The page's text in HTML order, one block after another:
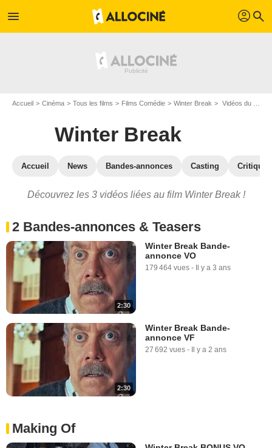
menu profil search
Accueil Cinéma Tous les films Films Comédie Winter Break Vidéos du film Winter Break
Winter Break
Accueil News Bandes-annonces Casting
Découvrez les 3 vidéos liées au film Winter Break !
2 Bandes-annonces & Teasers
2:30
Winter Break Bande-
annonce VO
179 464 vues - Il y a 3 ans
2:30
Winter Break Bande-
annonce VF
27 692 vues - Il y a 2 ans
Making Of